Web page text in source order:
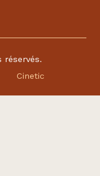
réservés.
Cinetic